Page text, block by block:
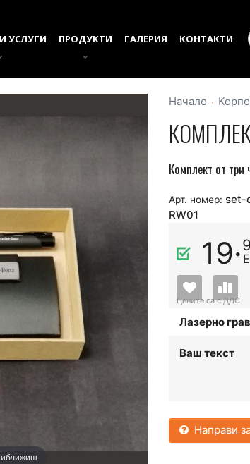
УСЛУГИ ПРОДУКТИ ГАЛЕРИЯ КОНТАКТИ
Начало
Комплект от три
Арт. номер: set-
RW01
19·
Лазерно
Ваш текст
Направи